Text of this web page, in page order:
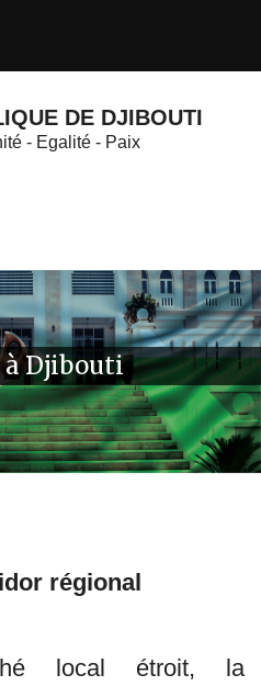
DE DJIBOUTI
- Egalité - Paix
Djibouti
régional
local étroit, la